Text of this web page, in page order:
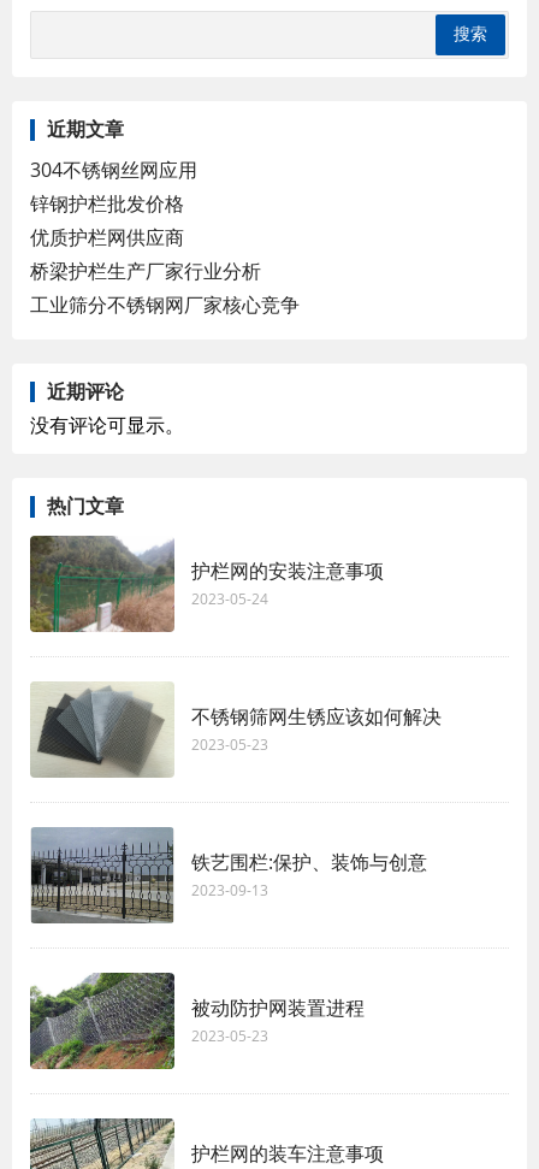
近期文章
304不锈钢丝网应用
锌钢护栏批发价格
优质护栏网供应商
桥梁护栏生产厂家行业分析
工业筛分不锈钢网厂家核心竞争
近期评论
没有评论可显示。
热门文章
护栏网的安装注意事项
2023-05-24
不锈钢筛网生锈应该如何解决
2023-05-23
铁艺围栏:保护、装饰与创意
2023-09-13
被动防护网装置进程
2023-05-23
护栏网的装车注意事项